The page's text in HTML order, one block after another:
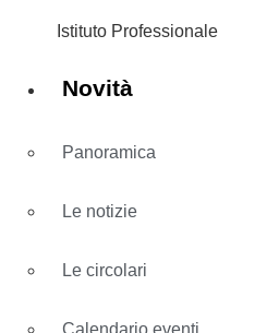
Istituto Professionale
Novità
Panoramica
Le notizie
Le circolari
Calendario eventi